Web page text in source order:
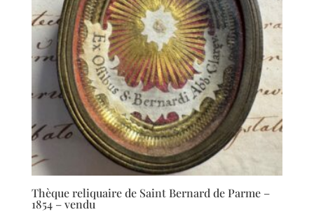
Thèque reliquaire de Saint Bernard de Parme –
1854 – vendu